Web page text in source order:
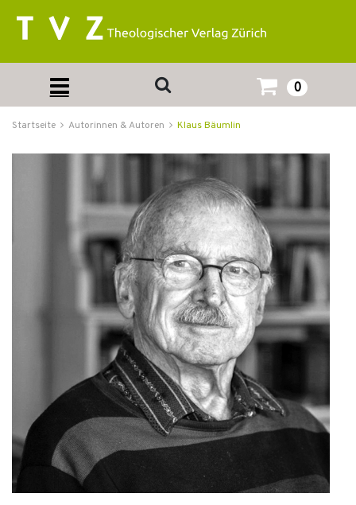
0
Startseite Autorinnen & Autoren Klaus Bäumlin